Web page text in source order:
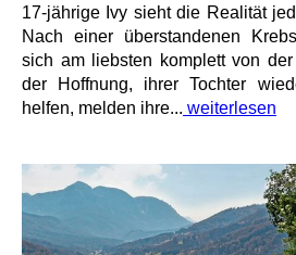
17-jährige Ivy sieht die Realität
Nach einer überstandenen
sich am liebsten komplett von
der Hoffnung, ihrer Tochter
helfen, melden ihre... weiterlesen